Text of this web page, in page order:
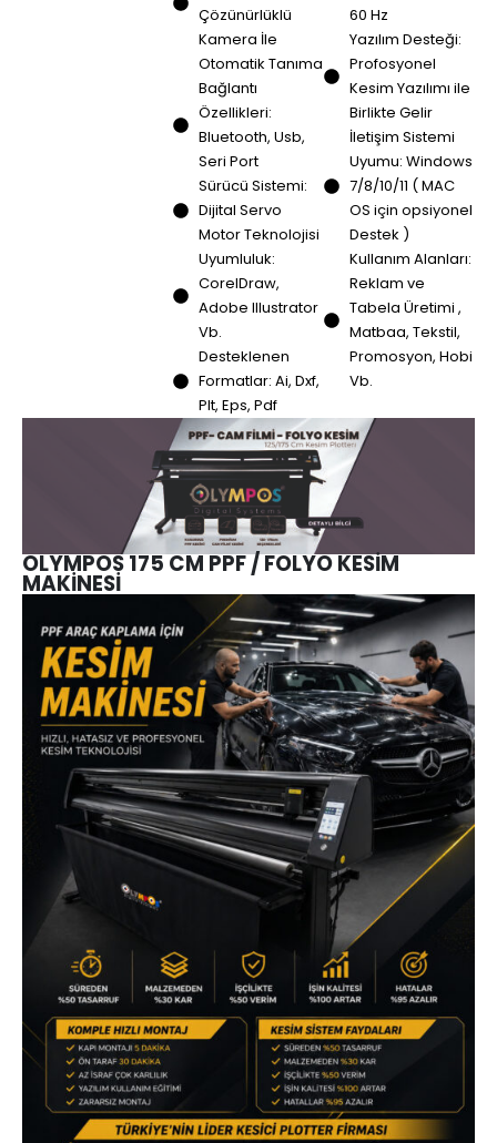
Çözünürlüklü
Kamera İle
Otomatik Tanıma
Bağlantı
Özellikleri:
Bluetooth, Usb,
Seri Port
Sürücü Sistemi:
Dijital Servo
Motor Teknolojisi
Uyumluluk:
CorelDraw,
Adobe Illustrator
Vb.
Desteklenen
Formatlar: Ai, Dxf,
Plt, Eps, Pdf
60 Hz
Yazılım Desteği:
Profosyonel
Kesim Yazılımı ile
Birlikte Gelir
İletişim Sistemi
Uyumu: Windows
7/8/10/11 ( MAC
OS için opsiyonel
Destek )
Kullanım Alanları:
Reklam ve
Tabela Üretimi ,
Matbaa, Tekstil,
Promosyon, Hobi
Vb.
OLYMPOS 175 CM PPF / FOLYO KESİM
MAKİNESİ